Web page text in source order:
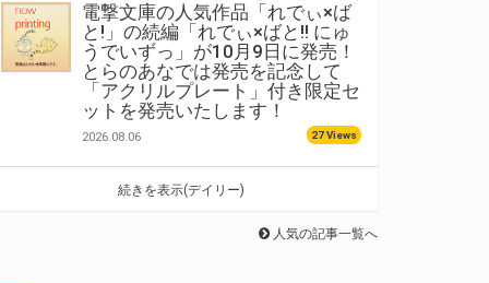
電撃文庫の人気作品「れでぃ×ば
と!」の続編「れでぃ×ばと!! にゅ
うでいずっ」が10月9日に発売！
とらのあなでは発売を記念して
「アクリルプレート」付き限定セ
ットを発売いたします！
2026.08.06 27 Views
続きを表示(デイリー)
人気の記事一覧へ